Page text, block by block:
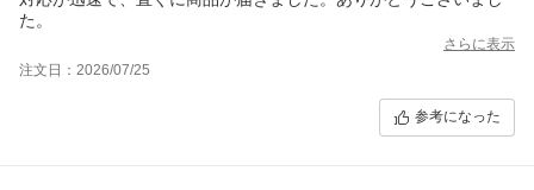
さらに表示
注文日：2026/07/25
参考になった